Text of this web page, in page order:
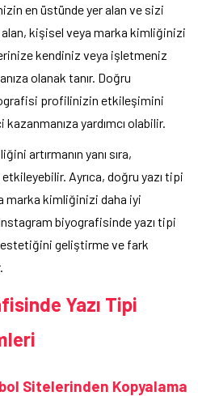
en üstünde yer alan ve sizi
alan, kişisel veya marka kimliğinizi
kendiniz veya işletmeniz
olanak tanır. Doğru
profilinizin etkileşimini
yardımcı olabilir.
artırmanın yanı sıra,
etkileyebilir. Ayrıca, doğru yazı tipi
marka kimliğinizi daha iyi
biyografisinde yazı tipi
geliştirme ve fark
Yazı Tipi
Sitelerinden Kopyalama